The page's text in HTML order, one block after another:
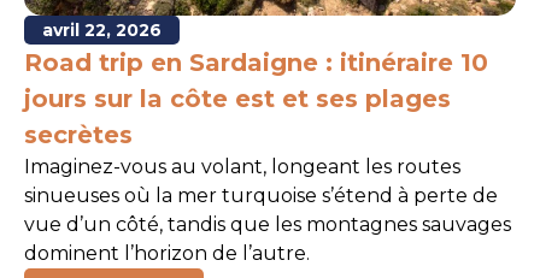
avril 22, 2026
Road trip en Sardaigne : itinéraire 10
jours sur la côte est et ses plages
secrètes
Imaginez-vous au volant, longeant les routes
sinueuses où la mer turquoise s’étend à perte de
vue d’un côté, tandis que les montagnes sauvages
dominent l’horizon de l’autre.